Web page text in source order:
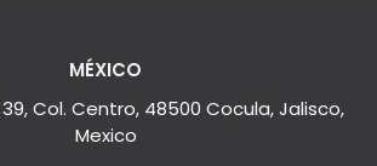
MÉXICO
Col. Centro, 48500 Cocula, Jalisco,
Mexico